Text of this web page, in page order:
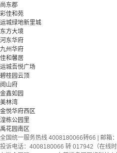
尚东郡
彩佳和苑
运城绿地新里城
东方大境
河东华府
九州华府
佳和馨居
运城吾悦广场
碧桂园云顶
阅山府
金鑫如园
美林湾
金悦华府西区
湟栋公园里
禹花园南区
全国统一服务热线 4008180066转66 | 邮箱：
投诉电话：4008180066 转 017942（在线